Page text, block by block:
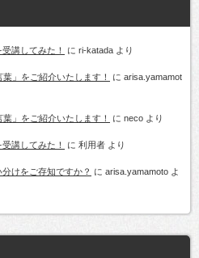
講してみた！ に ri-katada より
」をご紹介いたします！ に arisa.yamamot
」をご紹介いたします！ に neco より
講してみた！ に 利用者 より
けをご存知ですか？ に arisa.yamamoto よ